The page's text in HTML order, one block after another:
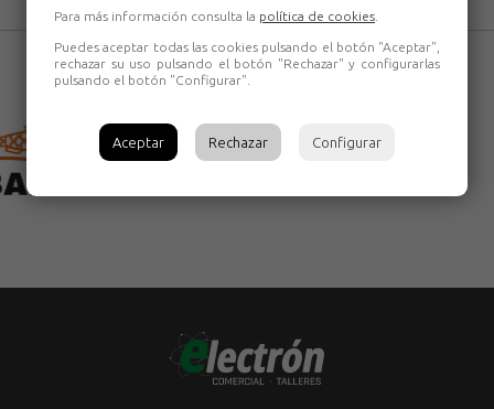
Para más información consulta la política de cookies
Puedes aceptar todas las cookies pulsando el botón "Aceptar",
rechazar su uso pulsando el botón "Rechazar" y configurarlas
pulsando el botón "Configurar".
Aceptar Rechazar Configurar